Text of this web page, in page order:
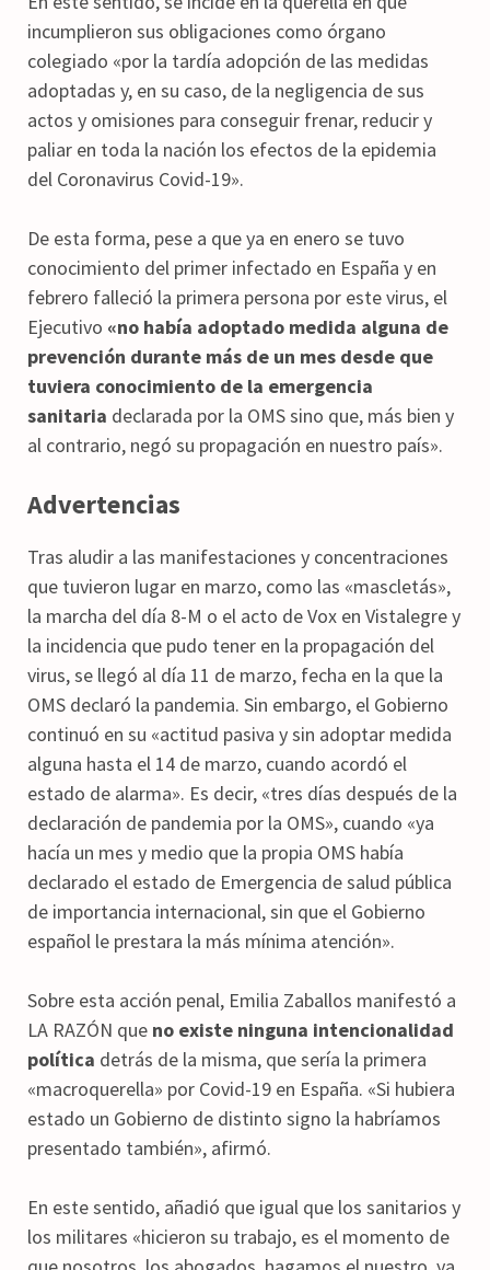
incumplieron sus obligaciones como órgano
colegiado «por la tardía adopción de las medidas
adoptadas y, en su caso, de la negligencia de sus
actos y omisiones para conseguir frenar, reducir y
paliar en toda la nación los efectos de la epidemia
del Coronavirus Covid-19».
De esta forma, pese a que ya en enero se tuvo
conocimiento del primer infectado en España y en
febrero falleció la primera persona por este virus, el
Ejecutivo «no había adoptado medida alguna de
prevención durante más de un mes desde que
tuviera conocimiento de la emergencia
sanitaria declarada por la OMS sino que, más bien y
al contrario, negó su propagación en nuestro país».
Advertencias
Tras aludir a las manifestaciones y concentraciones
que tuvieron lugar en marzo, como las «mascletás»,
la marcha del día 8-M o el acto de Vox en Vistalegre y
la incidencia que pudo tener en la propagación del
virus, se llegó al día 11 de marzo, fecha en la que la
OMS declaró la pandemia. Sin embargo, el Gobierno
continuó en su «actitud pasiva y sin adoptar medida
alguna hasta el 14 de marzo, cuando acordó el
estado de alarma». Es decir, «tres días después de la
declaración de pandemia por la OMS», cuando «ya
hacía un mes y medio que la propia OMS había
declarado el estado de Emergencia de salud pública
de importancia internacional, sin que el Gobierno
español le prestara la más mínima atención».
Sobre esta acción penal, Emilia Zaballos manifestó a
LA RAZÓN que no existe ninguna intencionalidad
política detrás de la misma, que sería la primera
«macroquerella» por Covid-19 en España. «Si hubiera
estado un Gobierno de distinto signo la habríamos
presentado también», afirmó.
En este sentido, añadió que igual que los sanitarios y
los militares «hicieron su trabajo, es el momento de